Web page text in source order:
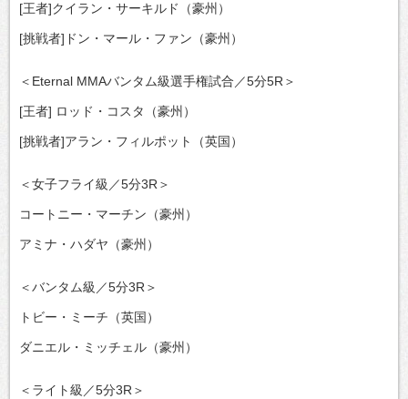
[王者]クイラン・サーキルド（豪州）
[挑戦者]ドン・マール・ファン（豪州）
＜Eternal MMAバンタム級選手権試合／5分5R＞
[王者] ロッド・コスタ（豪州）
[挑戦者]アラン・フィルポット（英国）
＜女子フライ級／5分3R＞
コートニー・マーチン（豪州）
アミナ・ハダヤ（豪州）
＜バンタム級／5分3R＞
トビー・ミーチ（英国）
ダニエル・ミッチェル（豪州）
＜ライト級／5分3R＞